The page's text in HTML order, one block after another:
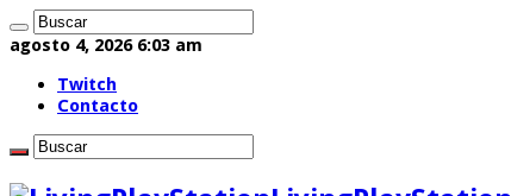
agosto 4, 2026 6:03 am
Twitch
Contacto